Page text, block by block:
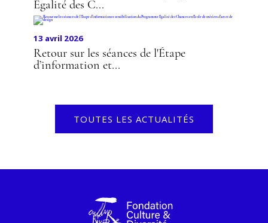
Égalité des C...
13 avril 2026
Retour sur les séances de l'Étape
d’information et...
TOUTES LES ACTUALITÉS